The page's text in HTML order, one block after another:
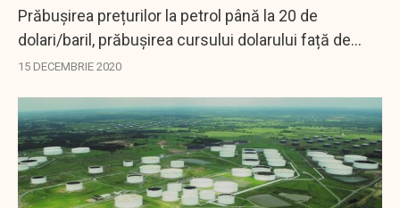
Prăbușirea prețurilor la petrol până la 20 de
dolari/baril, prăbușirea cursului dolarului față de
yuan și obținerea de către democrați a controlului
15 DECEMBRIE 2020